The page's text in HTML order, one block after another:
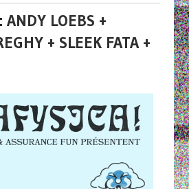
LOEBS +
+ SLEEK FATA +